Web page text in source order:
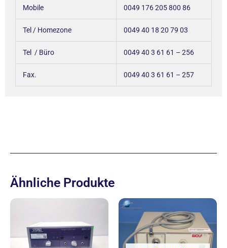
Mobile 0049 176 205 800 86
Tel / Homezone 0049 40 18 20 79 03
Tel / Büro 0049 40 3 61 61 – 256
Fax. 0049 40 3 61 61 – 257
Ähnliche Produkte